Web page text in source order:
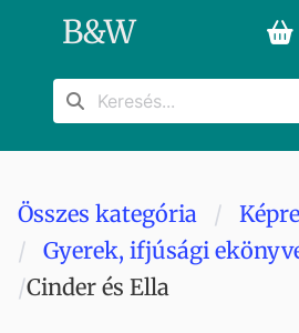
B&W
Összes kategória
Gyerek, ifjúsági
Cinder és Ella